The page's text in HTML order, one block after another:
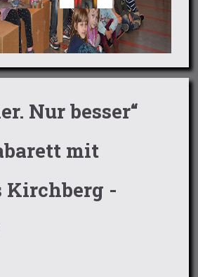
Nur besser“
mit
Kirchberg -